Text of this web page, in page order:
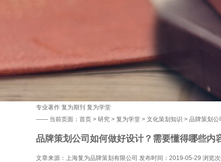
专业著作 复为期刊 复为学堂
—— 当前页面： 首页 > 研究 > 复为学堂 > 文化策划知识 > 品牌策划公
品牌策划公司如何做好设计？需要懂得哪些内
文章来源：上海复为品牌策划有限公司 发布时间：2019-05-29 浏览次